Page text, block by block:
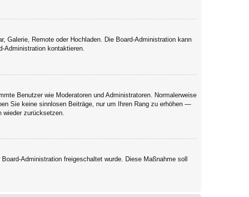
Galerie, Remote oder Hochladen. Die Board-Administration kann
Administration kontaktieren.
Benutzer wie Moderatoren und Administratoren. Normalerweise
Sie keine sinnlosen Beiträge, nur um Ihren Rang zu erhöhen —
zurücksetzen.
Administration freigeschaltet wurde. Diese Maßnahme soll